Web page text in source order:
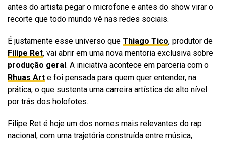
antes do artista pegar o microfone e antes do show virar o
recorte que todo mundo vê nas redes sociais.
É justamente esse universo que Thiago Tico, produtor de
Filipe Ret, vai abrir em uma nova mentoria exclusiva sobre
produção geral. A iniciativa acontece em parceria com o
Rhuas Art e foi pensada para quem quer entender, na
prática, o que sustenta uma carreira artística de alto nível
por trás dos holofotes.
Filipe Ret é hoje um dos nomes mais relevantes do rap
nacional, com uma trajetória construída entre música,